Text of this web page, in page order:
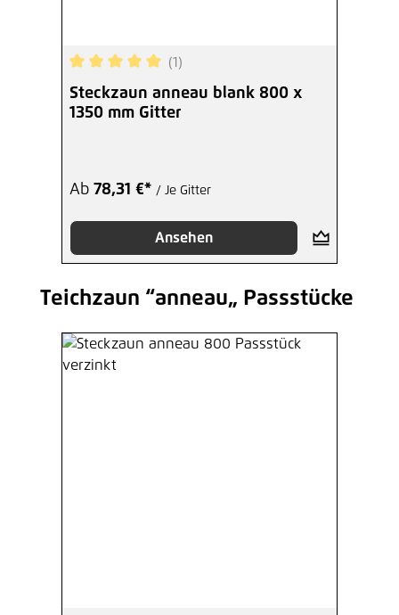
Durchschnittliche Bewertung von 5 von 5
(1)
Steckzaun anneau blank 800 x
1350 mm Gitter
Ab 78,31 €* / Je Gitter
Ansehen
Produktgalerie überspringen
Teichzaun “anneau„ Passstücke